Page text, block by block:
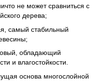
не может сравниться с
дерева;
самый стабильный
обладающий
и влагостойкости.
основа многослойной